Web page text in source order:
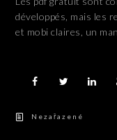
développés, mais les
et mobi claires, un
Nezařazené